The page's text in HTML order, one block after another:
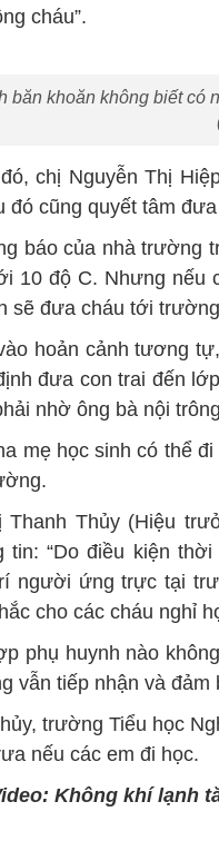
cháu”.
băn khoăn không biết có
chị Nguyễn Thị
đó cũng quyết tâm
báo của nhà trường
10 độ C. Nhưng nếu
sẽ đưa cháu tới
hoản cảnh tương
đưa con trai đến
nhờ ông bà nội
mẹ học sinh có thể
Thanh Thủy (Hiệu
tin: “Do điều kiện
người ứng trực tại
cho các cháu nghỉ
phụ huynh nào
vẫn tiếp nhận và đảm
trường Tiểu học
nếu các em đi học.
Không khí lạnh